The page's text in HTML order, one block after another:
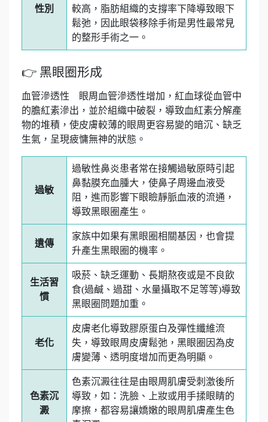
性別
較高，脂肪組織的支撐率下降導致眼下
鬆弛，因此眼袋移除手術是男性最常見
的整形手術之一。
👉 黑眼圈形成
血管滲透性 眼周血管滲透性增加，紅血球從血管中
的膽紅素滲出，並於組織中破裂，導致血紅素分解產
物的堆積，使皮膚較薄的眼周更容易變的暗沉、缺乏
生氣，呈現疲慵無神的狀態。
過敏
過敏性鼻炎患者常在接觸過敏原時引起
鼻黏膜充血腫大，使鼻子周邊血液受
阻，進而影響下眼瞼靜脈血液的流通，
導致黑眼圈產生。
遺傳
家族中如果有黑眼圈相關基因，也會提
升產生黑眼圈的機率。
生活習
慣
吸菸、缺乏運動、長期熬夜或是不良飲
食(過鹹、過甜、水量攝取不足等等)導致
黑眼圈問題加重。
老化
皮膚老化導致膠原蛋白及彈性纖維流
失，導致眼周皮膚鬆弛，黑眼圈因為皮
膚變薄、透明度增加而更為明顯。
色素沉
澱
色素沉澱往往是由眼周肌膚受刺激後所
導致，如：洗臉、上妝或用手揉眼睛的
摩擦，都容易讓嬌嫩的眼周肌膚產生色